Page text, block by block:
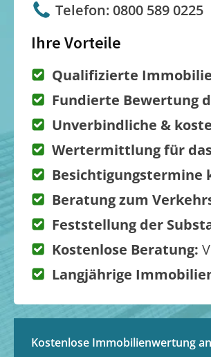
Telefon: 0800 589 0225
Ihre Vorteile
Qualifizierte
Fundierte Bewertung
Unverbindliche &
Wertermittlung für
Besichtigungstermine
Beratung zum
Feststellung der
Kostenlose Beratung:
Langjährige
Kostenlose Immobilienwertung